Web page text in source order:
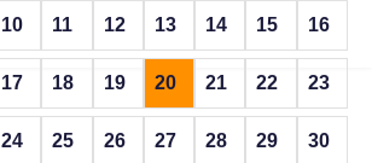
10 11 12 13 14 15 16
17 18 19 20 21 22 23
24 25 26 27 28 29 30